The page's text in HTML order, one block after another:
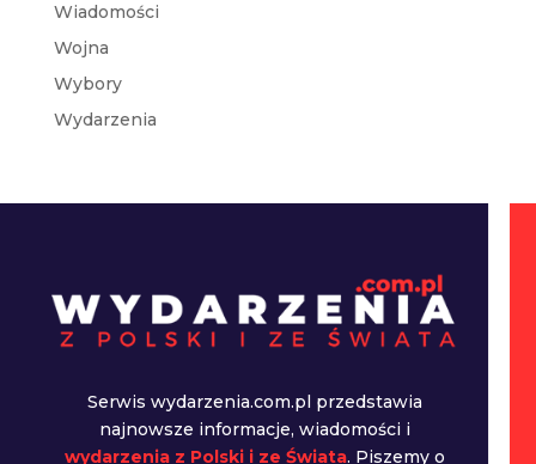
Wiadomości
Wojna
Wybory
Wydarzenia
Serwis wydarzenia.com.pl przedstawia
najnowsze informacje, wiadomości i
wydarzenia z Polski i ze Świata. Piszemy o